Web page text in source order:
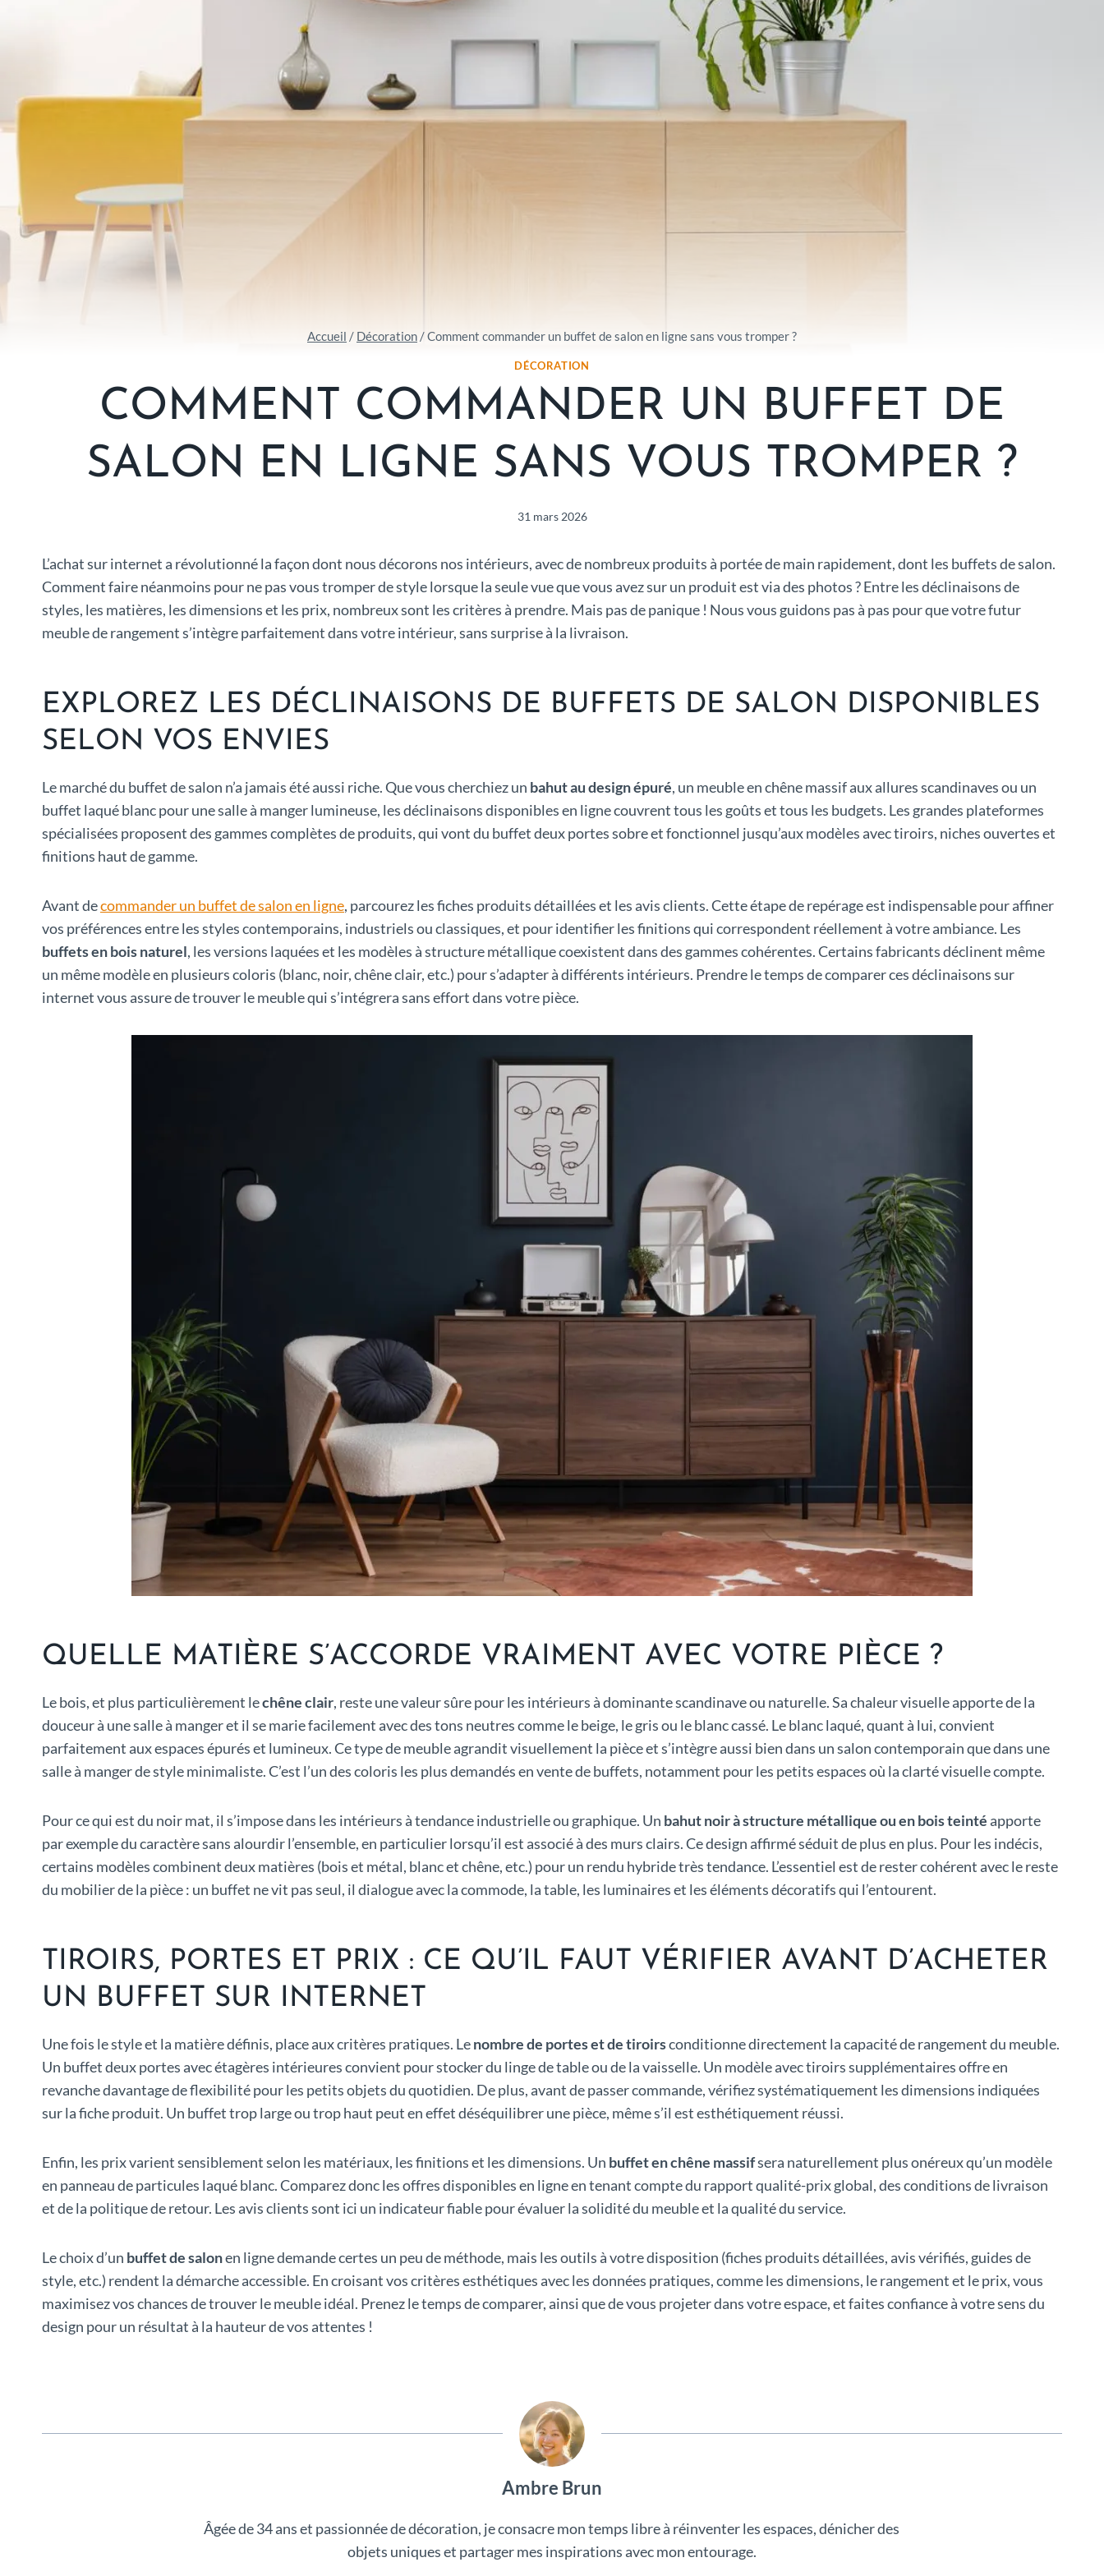
Accueil / Décoration /Comment commander un buffet de salon en ligne sans vous tromper ?
DÉCORATION
COMMENT COMMANDER UN BUFFET DE
SALON EN LIGNE SANS VOUS TROMPER ?
31 mars 2026
L’achat sur internet a révolutionné la façon dont nous décorons nos intérieurs, avec de nombreux produits à portée de main rapidement, dont les buffets de salon.
Comment faire néanmoins pour ne pas vous tromper de style lorsque la seule vue que vous avez sur un produit est via des photos ? Entre les déclinaisons de
styles, les matières, les dimensions et les prix, nombreux sont les critères à prendre. Mais pas de panique ! Nous vous guidons pas à pas pour que votre futur
meuble de rangement s’intègre parfaitement dans votre intérieur, sans surprise à la livraison.
EXPLOREZ LES DÉCLINAISONS DE BUFFETS DE SALON DISPONIBLES
SELON VOS ENVIES
Le marché du buffet de salon n’a jamais été aussi riche. Que vous cherchiez un bahut au design épuré, un meuble en chêne massif aux allures scandinaves ou un
buffet laqué blanc pour une salle à manger lumineuse, les déclinaisons disponibles en ligne couvrent tous les goûts et tous les budgets. Les grandes plateformes
spécialisées proposent des gammes complètes de produits, qui vont du buffet deux portes sobre et fonctionnel jusqu’aux modèles avec tiroirs, niches ouvertes et
finitions haut de gamme.
Avant decommander un buffet de salon en ligne, parcourez les fiches produits détaillées et les avis clients. Cette étape de repérage est indispensable pour affiner
vos préférences entre les styles contemporains, industriels ou classiques, et pour identifier les finitions qui correspondent réellement à votre ambiance. Les
buffets en bois naturel, les versions laquées et les modèles à structure métallique coexistent dans des gammes cohérentes. Certains fabricants déclinent même
un même modèle en plusieurs coloris (blanc, noir, chêne clair, etc.) pour s’adapter à différents intérieurs. Prendre le temps de comparer ces déclinaisons sur
internet vous assure de trouver le meuble qui s’intégrera sans effort dans votre pièce.
QUELLE MATIÈRE S’ACCORDE VRAIMENT AVEC VOTRE PIÈCE ?
Le bois, et plus particulièrement lechêne clair, reste une valeur sûre pour les intérieurs à dominante scandinave ou naturelle. Sa chaleur visuelle apporte de la
douceur à une salle à manger et il se marie facilement avec des tons neutres comme le beige, le gris ou le blanc cassé. Le blanc laqué, quant à lui, convient
parfaitement aux espaces épurés et lumineux. Ce type de meuble agrandit visuellement la pièce et s’intègre aussi bien dans un salon contemporain que dans une
salle à manger de style minimaliste. C’est l’un des coloris les plus demandés en vente de buffets, notamment pour les petits espaces où la clarté visuelle compte.
Pour ce qui est du noir mat, il s’impose dans les intérieurs à tendance industrielle ou graphique. Un bahut noir à structure métallique ou en bois teintéapporte
par exemple du caractère sans alourdir l’ensemble, en particulier lorsqu’il est associé à des murs clairs. Ce design affirmé séduit de plus en plus. Pour les indécis,
certains modèles combinent deux matières (bois et métal, blanc et chêne, etc.) pour un rendu hybride très tendance. L’essentiel est de rester cohérent avec le reste
du mobilier de la pièce : un buffet ne vit pas seul, il dialogue avec la commode, la table, les luminaires et les éléments décoratifs qui l’entourent.
TIROIRS, PORTES ET PRIX : CE QU’IL FAUT VÉRIFIER AVANT D’ACHETER
UN BUFFET SUR INTERNET
Une fois le style et la matière définis, place aux critères pratiques. Lenombre de portes et de tiroirsconditionne directement la capacité de rangement du meuble.
Un buffet deux portes avec étagères intérieures convient pour stocker du linge de table ou de la vaisselle. Un modèle avec tiroirs supplémentaires offre en
revanche davantage de flexibilité pour les petits objets du quotidien. De plus, avant de passer commande, vérifiez systématiquement les dimensions indiquées
sur la fiche produit. Un buffet trop large ou trop haut peut en effet déséquilibrer une pièce, même s’il est esthétiquement réussi.
Enfin, les prix varient sensiblement selon les matériaux, les finitions et les dimensions. Un buffet en chêne massifsera naturellement plus onéreux qu’un modèle
en panneau de particules laqué blanc. Comparez donc les offres disponibles en ligne en tenant compte du rapport qualité-prix global, des conditions de livraison
et de la politique de retour. Les avis clients sont ici un indicateur fiable pour évaluer la solidité du meuble et la qualité du service.
Le choix d’un buffet de salonen ligne demande certes un peu de méthode, mais les outils à votre disposition (fiches produits détaillées, avis vérifiés, guides de
style, etc.) rendent la démarche accessible. En croisant vos critères esthétiques avec les données pratiques, comme les dimensions, le rangement et le prix, vous
maximisez vos chances de trouver le meuble idéal. Prenez le temps de comparer, ainsi que de vous projeter dans votre espace, et faites confiance à votre sens du
design pour un résultat à la hauteur de vos attentes !
Ambre Brun
Âgée de 34 ans et passionnée de décoration, je consacre mon temps libre à réinventer les espaces, dénicher des
objets uniques et partager mes inspirations avec mon entourage.